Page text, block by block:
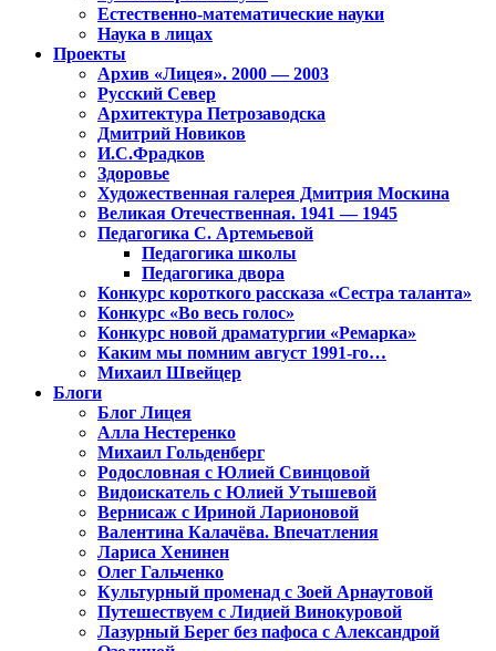
Естественно-математические науки
Наука в лицах
Проекты
Архив «Лицея». 2000 — 2003
Русский Север
Архитектура Петрозаводска
Дмитрий Новиков
И.С.Фрадков
Здоровье
Художественная галерея Дмитрия Москина
Великая Отечественная. 1941 — 1945
Педагогика С. Артемьевой
Педагогика школы
Педагогика двора
Конкурс короткого рассказа «Сестра таланта»
Конкурс «Во весь голос»
Конкурс новой драматургии «Ремарка»
Каким мы помним август 1991-го…
Михаил Швейцер
Блоги
Блог Лицея
Алла Нестеренко
Михаил Гольденберг
Родословная с Юлией Свинцовой
Видоискатель с Юлией Утышевой
Вернисаж с Ириной Ларионовой
Валентина Калачёва. Впечатления
Лариса Хенинен
Олег Гальченко
Культурный променад с Зоей Арнаутовой
Путешествуем с Лидией Винокуровой
Лазурный Берег без пафоса с Александрой